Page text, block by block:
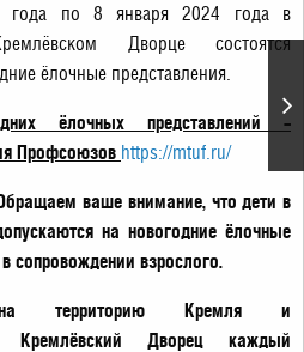
года по 8 января 2024 года в
Дворце состоятся
ёлочные представления.
ёлочных представлений –
Профсоюзов https://mtuf.ru/
ваше внимание, что дети в
на новогодние ёлочные
сопровождении взрослого.
территорию Кремля и
Кремлёвский Дворец каждый